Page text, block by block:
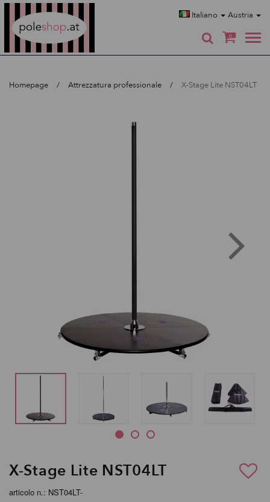
Italiano Austria
0
Homepage Attrezzatura professionale X-Stage Lite NST04LT
X-Stage Lite NST04LT
articolo n.: NST04LT-